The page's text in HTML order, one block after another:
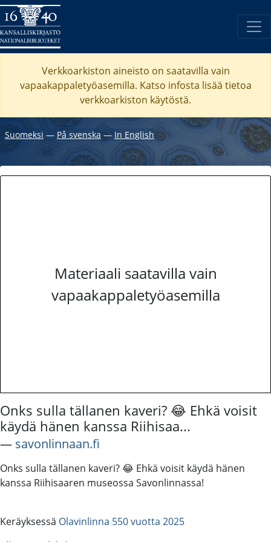
Verkkoarkiston aineisto on saatavilla vain
vapaakappaletyöasemilla. Katso infosta lisää tietoa
verkkoarkiston käytöstä.
Suomeksi ― På svenska― In English
Materiaali saatavilla vain
vapaakappaletyöasemilla
Onks sulla tällanen kaveri? 😂 Ehkä voisit
käydä hänen kanssa Riihisaa...
― savonlinnaan.fi
Onks sulla tällanen kaveri? 😂 Ehkä voisit käydä hänen
kanssa Riihisaaren museossa Savonlinnassa!
Keräyksessä Olavinlinna 550 vuotta 2025